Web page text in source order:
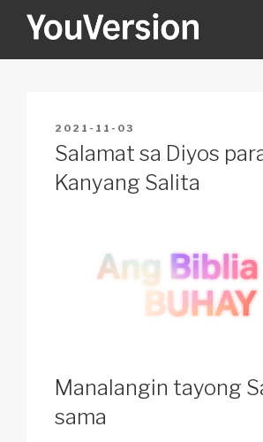
YOUVERSION
POSTED
ON
2021-11-03
Salamat sa Diyos
Kanyang Salita
Manalangin tayong
sama